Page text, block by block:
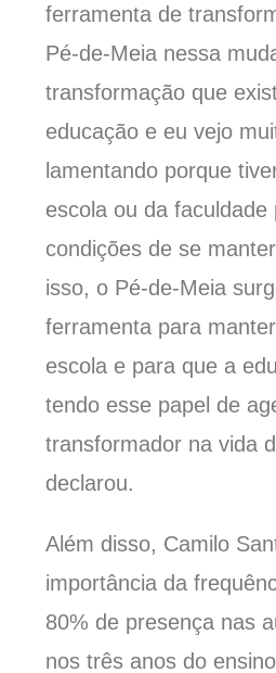
ferramenta de
Pé-de-Meia nessa
transformação que
educação e eu vejo
lamentando porque
escola ou da faculdade
condições de se
isso, o Pé-de-Meia
ferramenta para
escola e para que a
tendo esse papel de
transformador na vida
declarou.
Além disso, Camilo
importância da
80% de presença nas
nos três anos do